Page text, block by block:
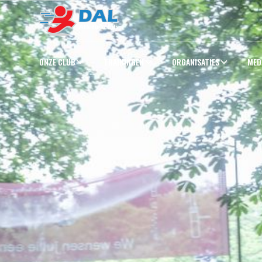
ONZE CLUB TRAININGEN ORGANISATIES